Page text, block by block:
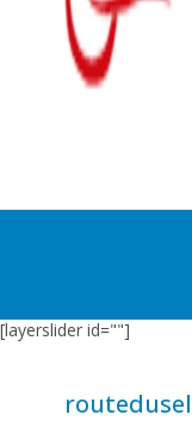
[layerslider id=""]
routedusel